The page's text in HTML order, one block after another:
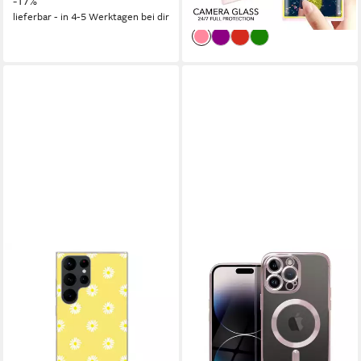
lieferbar - in 4-5 Werktagen bei dir lieferbar - in 3-4 Werktagen bei dir